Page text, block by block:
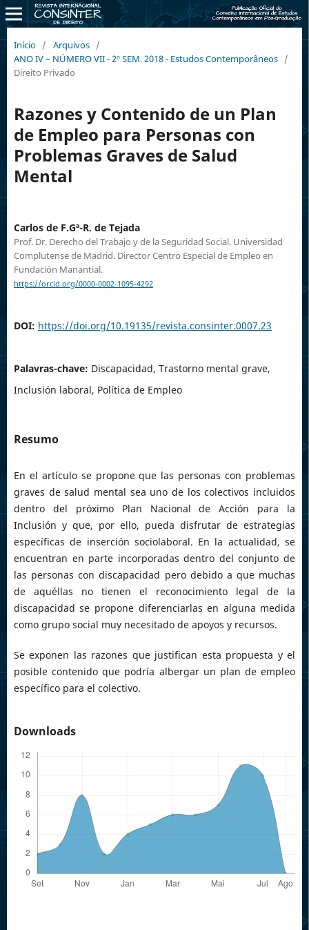
Início / Arquivos /
ANO IV – NÚMERO VII - 2º SEM. 2018 - Estudos Contemporâneos /
Direito Privado
Razones y Contenido de un Plan
de Empleo para Personas con
Problemas Graves de Salud
Mental
Carlos de F.Gª-R. de Tejada
Prof. Dr. Derecho del Trabajo y de la Seguridad Social. Universidad
Complutense de Madrid. Director Centro Especial de Empleo en
Fundación Manantial.
https://orcid.org/0000-0002-1095-4292
DOI: https://doi.org/10.19135/revista.consinter.0007.23
Palavras-chave: Discapacidad, Trastorno mental grave,
Inclusión laboral, Política de Empleo
Resumo
En el artículo se propone que las personas con problemas
graves de salud mental sea uno de los colectivos incluidos
dentro del próximo Plan Nacional de Acción para la
Inclusión y que, por ello, pueda disfrutar de estrategias
específicas de inserción sociolaboral. En la actualidad, se
encuentran en parte incorporadas dentro del conjunto de
las personas con discapacidad pero debido a que muchas
de aquéllas no tienen el reconocimiento legal de la
discapacidad se propone diferenciarlas en alguna medida
como grupo social muy necesitado de apoyos y recursos.
Se exponen las razones que justifican esta propuesta y el
posible contenido que podría albergar un plan de empleo
específico para el colectivo.
Downloads